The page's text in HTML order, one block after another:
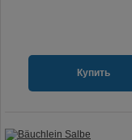
Купить